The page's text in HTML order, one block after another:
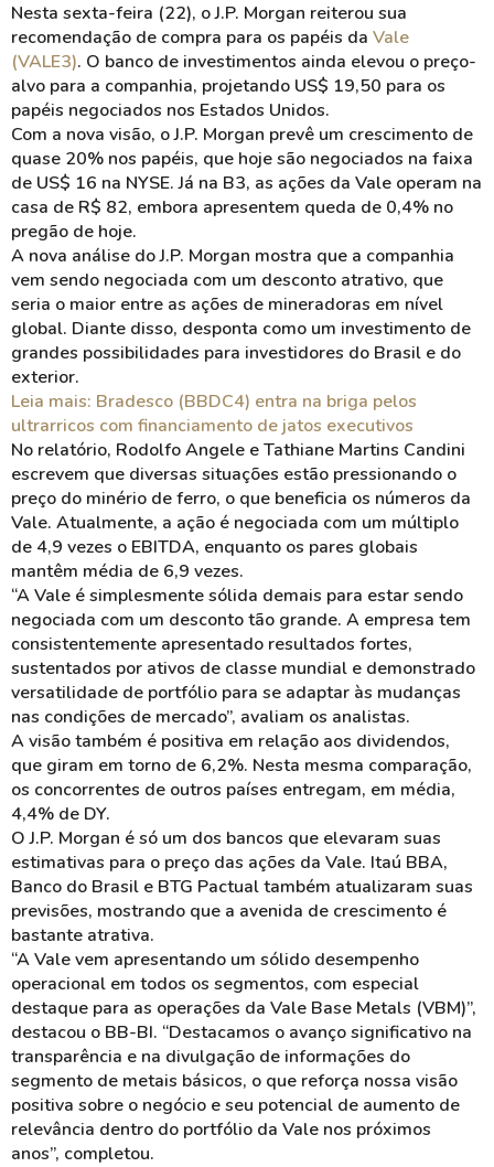
Nesta sexta-feira (22), o J.P. Morgan reiterou sua
recomendação de compra para os papéis da Vale
(VALE3). O banco de investimentos ainda elevou o preço-
alvo para a companhia, projetando US$ 19,50 para os
papéis negociados nos Estados Unidos.
Com a nova visão, o J.P. Morgan prevê um crescimento de
quase 20% nos papéis, que hoje são negociados na faixa
de US$ 16 na NYSE. Já na B3, as ações da Vale operam na
casa de R$ 82, embora apresentem queda de 0,4% no
pregão de hoje.
A nova análise do J.P. Morgan mostra que a companhia
vem sendo negociada com um desconto atrativo, que
seria o maior entre as ações de mineradoras em nível
global. Diante disso, desponta como um investimento de
grandes possibilidades para investidores do Brasil e do
exterior.
Leia mais: Bradesco (BBDC4) entra na briga pelos
ultrarricos com financiamento de jatos executivos
No relatório, Rodolfo Angele e Tathiane Martins Candini
escrevem que diversas situações estão pressionando o
preço do minério de ferro, o que beneficia os números da
Vale. Atualmente, a ação é negociada com um múltiplo
de 4,9 vezes o EBITDA, enquanto os pares globais
mantêm média de 6,9 vezes.
“A Vale é simplesmente sólida demais para estar sendo
negociada com um desconto tão grande. A empresa tem
consistentemente apresentado resultados fortes,
sustentados por ativos de classe mundial e demonstrado
versatilidade de portfólio para se adaptar às mudanças
nas condições de mercado”, avaliam os analistas.
A visão também é positiva em relação aos dividendos,
que giram em torno de 6,2%. Nesta mesma comparação,
os concorrentes de outros países entregam, em média,
4,4% de DY.
O J.P. Morgan é só um dos bancos que elevaram suas
estimativas para o preço das ações da Vale. Itaú BBA,
Banco do Brasil e BTG Pactual também atualizaram suas
previsões, mostrando que a avenida de crescimento é
bastante atrativa.
“A Vale vem apresentando um sólido desempenho
operacional em todos os segmentos, com especial
destaque para as operações da Vale Base Metals (VBM)”,
destacou o BB-BI. “Destacamos o avanço significativo na
transparência e na divulgação de informações do
segmento de metais básicos, o que reforça nossa visão
positiva sobre o negócio e seu potencial de aumento de
relevância dentro do portfólio da Vale nos próximos
anos”, completou.